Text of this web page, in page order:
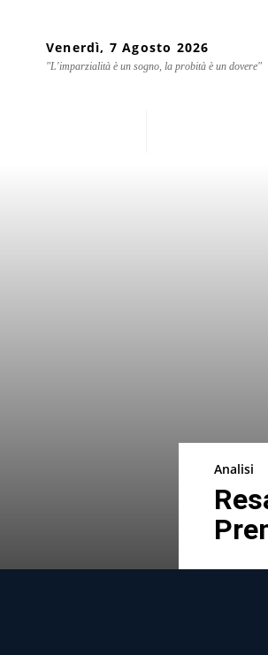
Venerdì, 7 Agosto 2026
"L'imparzialità è un sogno, la probità è un dovere"
Analisi